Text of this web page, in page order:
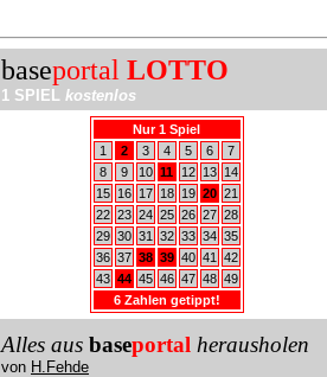
baseportal LOTTO
1 SPIEL kostenlos
Nur 1 Spiel
1
2 3 4 5 6
7
8
9 10 11 12 13
14
15
16 17 18 19 20 21
22 23 24 25 26 27 28
29 30 31 32 33 34 35
36 37 38 39 40 41
42
43 44 45 46 47 48 49
6 Zahlen getippt!
Alles aus baseportal herausholen
von H.Fehde